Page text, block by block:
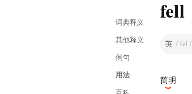
词典释义
其他释义
例句
用法
fell
英 / fel /
简明